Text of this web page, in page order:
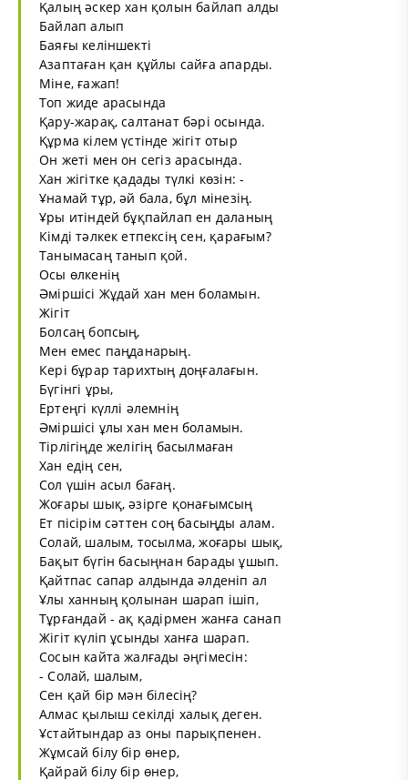
Қалың әскер хан қолын байлап алды
Байлап алып
Баяғы келіншекті
Азаптаған қан құйлы сайға апарды.
Міне, ғажап!
Топ жиде арасында
Қару-жарақ, салтанат бәрі осында.
Құрма кілем үстінде жігіт отыр
Он жеті мен он сегіз арасында.
Хан жігітке қадады түлкі көзін: -
Ұнамай тұр, әй бала, бұл мінезің.
Ұры итіндей бұқпайлап ен даланың
Кімді тәлкек етпексің сен, қарағым?
Танымасаң танып қой.
Осы өлкенің
Әміршісі Жұдай хан мен боламын.
Жігіт
Болсаң бопсың,
Мен емес паңданарың.
Кері бұрар тарихтың доңғалағын.
Бүгінгі ұры,
Ертеңгі күллі әлемнің
Әміршісі ұлы хан мен боламын.
Тірлігіңде желігің басылмаған
Хан едің сен,
Сол үшін асыл бағаң.
Жоғары шық, әзірге қонағымсың
Ет пісірім сәттен соң басыңды алам.
Солай, шалым, тосылма, жоғары шық,
Бақыт бүгін басыңнан барады ұшып.
Қайтпас сапар алдында әлденіп ал
Ұлы ханның қолынан шарап ішіп,
Тұрғандай - ақ қадірмен жанға санап
Жігіт күліп ұсынды ханға шарап.
Сосын кайта жалғады әңгімесін:
- Солай, шалым,
Сен қай бір мән білесің?
Алмас қылыш секілді халық деген.
Ұстайтындар аз оны парықпенен.
Жұмсай білу бір өнер,
Қайрай білу бір өнер,